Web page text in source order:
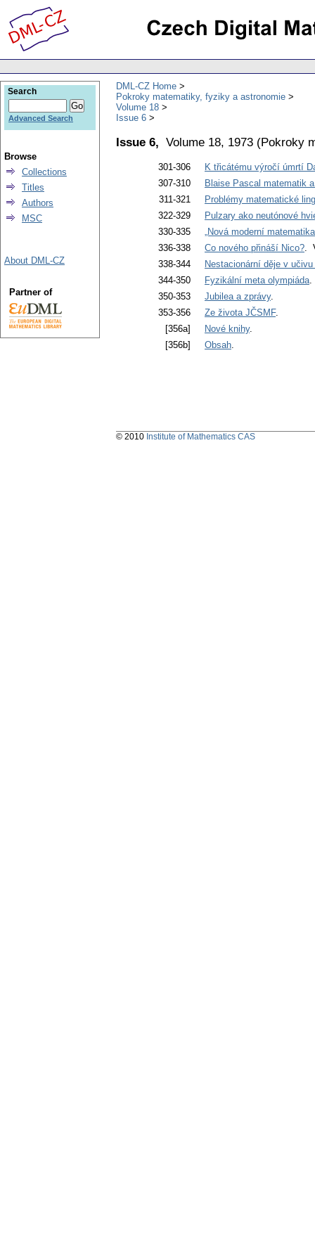
DML-CZ Home
Pokroky matematiky, fyziky a astronomie
Volume 18
Issue 6
Issue 6, Volume 18, 1973 (Pokroky
301-306
K třicátému výročí úmrtí
307-310
Blaise Pascal matematik
311-321
Problémy matematické
322-329
Pulzary ako neutónové
330-335
„Nová moderní
336-338
Co nového přináší Nico?.
338-344
Nestacionární děje v
344-350
Fyzikální meta olympiáda.
350-353
Jubilea a zprávy.
353-356
Ze života JČSMF.
[356a]
Nové knihy.
[356b]
Obsah.
Search
Advanced Search
Browse
Collections
Titles
Authors
MSC
About DML-CZ
Partner of
© 2010 Institute of Mathematics CAS